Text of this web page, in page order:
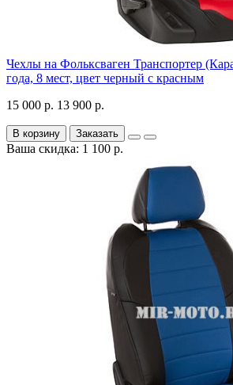
Чехлы на Фольксваген Транспортер
года, 8 мест, цвет черный с красным
15 000 р. 13 900 р.
В корзину Заказать
Ваша скидка: 1 100 р.